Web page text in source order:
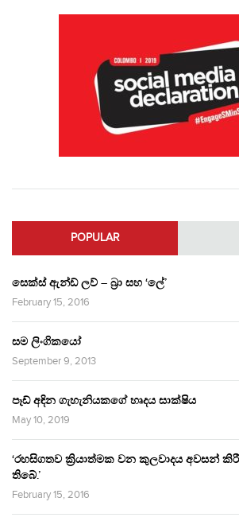
POPULAR
සෙක්ස් ඇන්ඩ් ලව් – බ්‍රා සහ ‘ලේ’
February 15, 2016
සම ලිංගිකයෝ
September 9, 2013
පෑඩ් අඳින ගැහැනියකගේ හෘදය සාක්ෂිය
May 10, 2019
‘රහසිගතව ක්‍රියාත්මක වන කුලවාදය අවසන්
තිබේ.’
February 15, 2016